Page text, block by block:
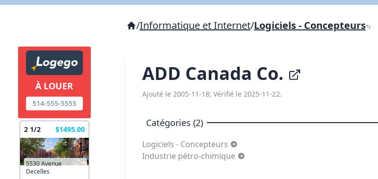
À LOUER
514-555-5555
2 1/2 $1495.00
5530 Avenue
Decelles
/Informatique et Internet/Logiciels - Concepteurs
ADD Canada Co.
Ajouté le 2005-11-18; Vérifié le 2025-11-22.
Catégories (2)
Logiciels - Concepteurs
Industrie pétro-chimique
X Fermer